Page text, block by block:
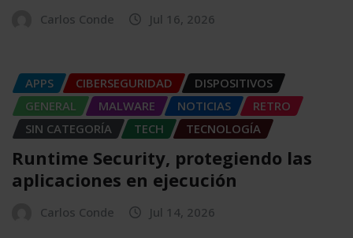
Carlos Conde Jul 16, 2026
APPS CIBERSEGURIDAD
DISPOSITIVOS
GENERAL
MALWARE NOTICIAS
RETRO
SIN CATEGORÍA
TECH TECNOLOGÍA
Runtime Security, protegiendo las
aplicaciones en ejecución
Carlos Conde Jul 14, 2026